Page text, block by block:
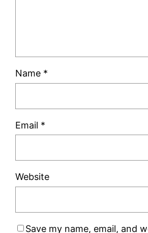
Name *
Email *
Website
Save my name, email, and